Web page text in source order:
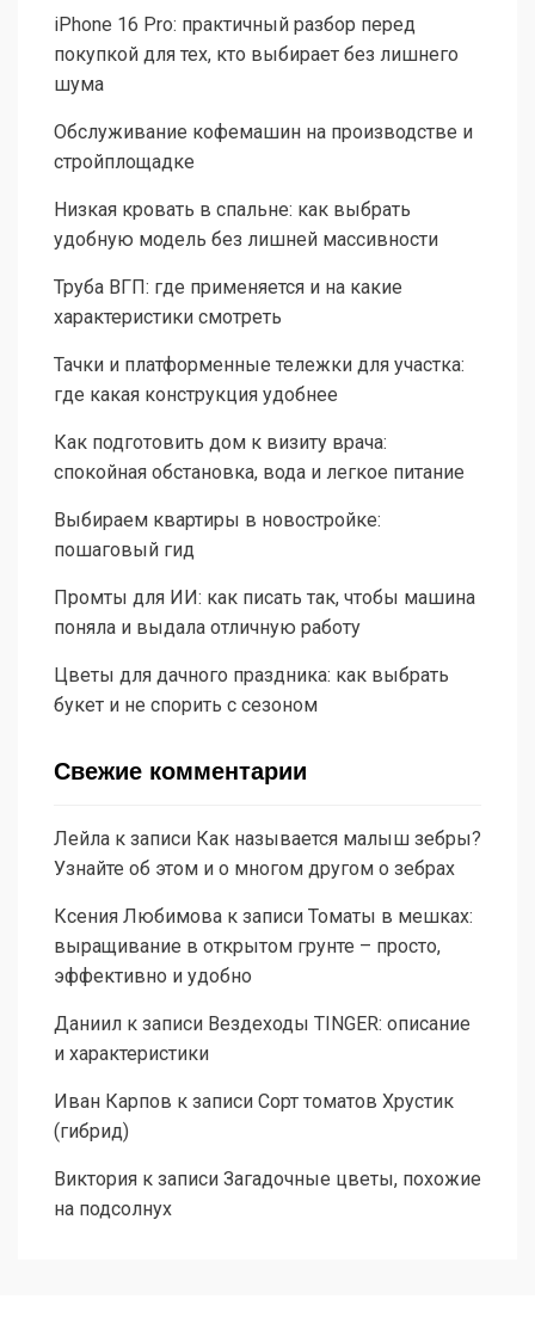
iPhone 16 Pro: практичный разбор перед
покупкой для тех, кто выбирает без лишнего
шума
Обслуживание кофемашин на производстве и
стройплощадке
Низкая кровать в спальне: как выбрать
удобную модель без лишней массивности
Труба ВГП: где применяется и на какие
характеристики смотреть
Тачки и платформенные тележки для участка:
где какая конструкция удобнее
Как подготовить дом к визиту врача:
спокойная обстановка, вода и легкое питание
Выбираем квартиры в новостройке:
пошаговый гид
Промты для ИИ: как писать так, чтобы машина
поняла и выдала отличную работу
Цветы для дачного праздника: как выбрать
букет и не спорить с сезоном
Свежие комментарии
Лейла к записи Как называется малыш зебры?
Узнайте об этом и о многом другом о зебрах
Ксения Любимова к записи Томаты в мешках:
выращивание в открытом грунте – просто,
эффективно и удобно
Даниил к записи Вездеходы TINGER: описание
и характеристики
Иван Карпов к записи Сорт томатов Хрустик
(гибрид)
Виктория к записи Загадочные цветы, похожие
на подсолнух